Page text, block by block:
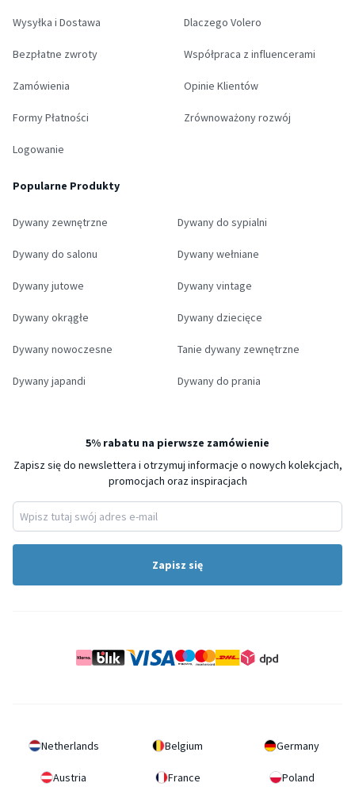
Wysyłka i Dostawa
Bezpłatne zwroty
Zamówienia
Formy Płatności
Logowanie
Dlaczego Volero
Współpraca z influencerami
Opinie Klientów
Zrównoważony rozwój
Popularne Produkty
Dywany zewnętrzne Dywany do sypialni
Dywany do salonu Dywany wełniane
Dywany jutowe Dywany vintage
Dywany okrągłe Dywany dziecięce
Dywany nowoczesne Tanie dywany zewnętrzne
Dywany japandi Dywany do prania
5% rabatu na pierwsze zamówienie
Zapisz się do newslettera i otrzymuj informacje o nowych kolekcjach,
promocjach oraz inspiracjach
Zapisz się
Netherlands Belgium Germany
Austria France Poland